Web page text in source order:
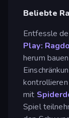
Beliebte
Entfessle
Play:
herum
mit
Spiel